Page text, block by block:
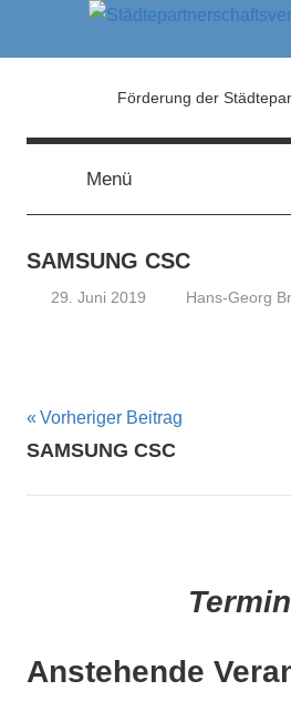
Alsfeld
e.V.
Förderung der
Menü
SAMSUNG CSC
29. Juni 2019 Hans-Georg
Beitragsnavigation
Vorheriger Beitrag
SAMSUNG CSC
Anstehende